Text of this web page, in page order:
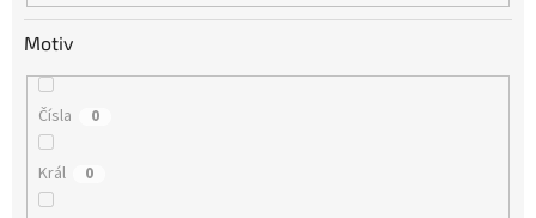
Motiv
Čísla 0
Král 0